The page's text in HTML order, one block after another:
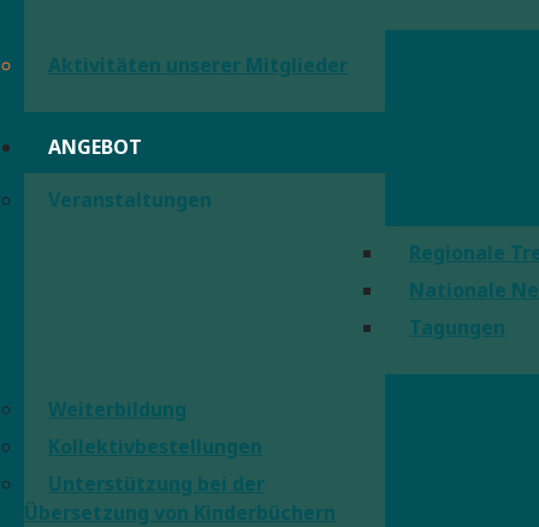
Aktivitäten unserer Mitglieder
ANGEBOT
Veranstaltungen
Regionale
Nationale
Tagungen
Weiterbildung
Kollektivbestellungen
Unterstützung bei der
Übersetzung von Kinderbüchern